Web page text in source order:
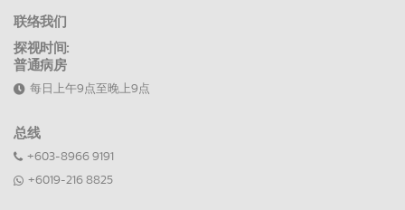
联络我们
探视时间:
普通病房
每日上午9点至晚上9点
总线
+603-8966 9191
+6019-216 8825